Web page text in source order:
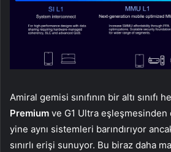
Amiral gemisi sınıfının bir altı sınıfı
Premium ve G1 Ultra
yine aynı sistemleri barındırıyor
sınırlı erişi sunuyor. Bu biraz daha